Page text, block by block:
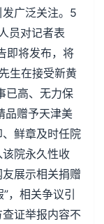
广泛关注。5
员对记者表
即将发布，将
生在接受新黄
已高、无力保
品赠予天津美
鲜章及时任院
院永久性收
展示相关捐赠
，相关争议引
证举报内容不